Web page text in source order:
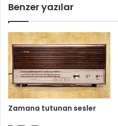
Benzer yazılar
Zamana tutunan sesler